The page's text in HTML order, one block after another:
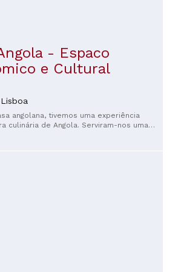
- Espaco
e Cultural
Lisboa
angolana, tivemos uma experiência
culinária de Angola. Serviram-nos uma